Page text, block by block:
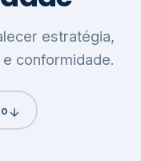
estratégia,
conformidade.